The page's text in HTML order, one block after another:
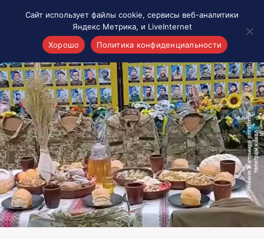
Акценты
Материалы о Рязани и области
Проекты 7 инфо
Здоровье
Интересное
Новости кино и ТВ
Новости России
Политика
Новости мира
Все материалы 7инфо
Сайт использует файлы cookie, сервисы веб-аналитики
Яндекс Метрика, и LiveInternet
Хорошо
Политика конфиденциальности